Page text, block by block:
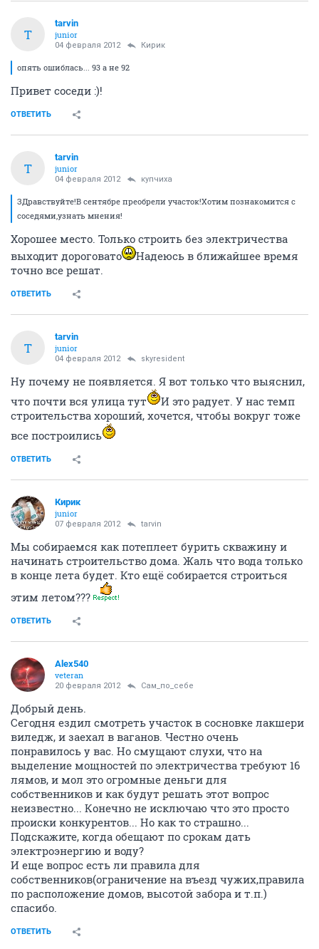
T
tarvin
junior
04 февраля 2012 Кирик
опять ошиблась... 93 а не 92
Привет соседи :)!
ОТВЕТИТЬ
T
tarvin
junior
04 февраля 2012 купчиха
ЗДравствуйте!В сентябре преобрели участок!Хотим познакомится с
соседями,узнать мнения!
Хорошее место. Только строить без электричества
выходит дороговато
Надеюсь в ближайшее время
точно все решат.
ОТВЕТИТЬ
T
tarvin
junior
04 февраля 2012 skyresident
Ну почему не появляется. Я вот только что выяснил,
что почти вся улица тут
И это радует. У нас темп
строительства хороший, хочется, чтобы вокруг тоже
все построились
ОТВЕТИТЬ
Кирик
junior
07 февраля 2012 tarvin
Мы собираемся как потеплеет бурить скважину и
начинать строительство дома. Жаль что вода только
в конце лета будет. Кто ещё собирается строиться
этим летом???
ОТВЕТИТЬ
Alex540
veteran
20 февраля 2012 Сам_по_себе
Добрый день.
Сегодня ездил смотреть участок в сосновке лакшери
виледж, и заехал в ваганов. Честно очень
понравилось у вас. Но смущают слухи, что на
выделение мощностей по электричества требуют 16
лямов, и мол это огромные деньги для
собственников и как будут решать этот вопрос
неизвестно... Конечно не исключаю что это просто
происки конкурентов... Но как то страшно...
Подскажите, когда обещают по срокам дать
электроэнергию и воду?
И еще вопрос есть ли правила для
собственников(ограничение на въезд чужих,правила
по расположение домов, высотой забора и т.п.)
спасибо.
ОТВЕТИТЬ